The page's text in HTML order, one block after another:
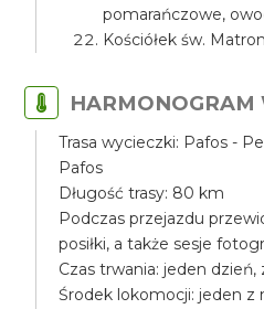
pomarańczowe,
Kościółek św.
HARMONOGRAM
Trasa wycieczki: Pafos -
Pafos
Długość trasy: 80 km
Podczas przejazdu
posiłki, a także sesje
Czas trwania: jeden
Środek lokomocji: jeden z